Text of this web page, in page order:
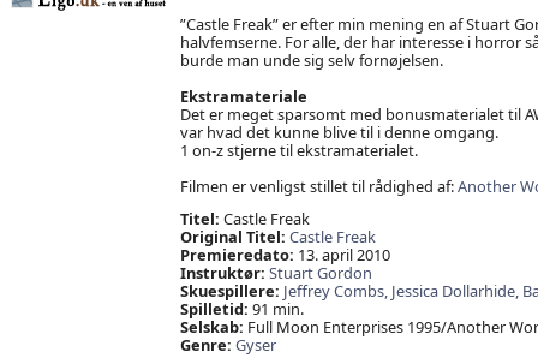
”Castle Freak” er efter min mening en af Stuart
halvfemserne. For alle, der har interesse i horror
burde man unde sig selv fornøjelsen.
Ekstramateriale
Det er meget sparsomt med bonusmaterialet til
var hvad det kunne blive til i denne omgang.
1 on-z stjerne til ekstramaterialet.
Filmen er venligst stillet til rådighed af:Another
Titel: Castle Freak
Original Titel: Castle Freak
Premieredato: 13. april 2010
Instruktør: Stuart Gordon
Skuespillere: Jeffrey Combs, Jessica Dollarhide,
Spilletid: 91 min.
Selskab: Full Moon Enterprises 1995/Another
Genre: Gyser